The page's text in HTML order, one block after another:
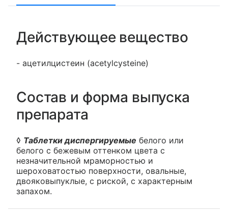
Действующее вещество
- ацетилцистеин (acetylcysteine)
Состав и форма выпуска
препарата
◊ Таблетки диспергируемые белого или
белого с бежевым оттенком цвета с
незначительной мраморностью и
шероховатостью поверхности, овальные,
двояковыпуклые, с риской, с характерным
запахом.